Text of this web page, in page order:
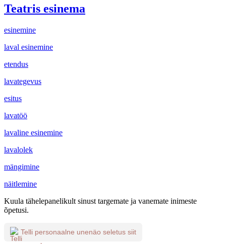
Teatris esinema
esinemine
laval esinemine
etendus
lavategevus
esitus
lavatöö
lavaline esinemine
lavalolek
mängimine
näitlemine
Kuula tähelepanelikult sinust targemate ja vanemate inimeste
õpetusi.
Telli personaalne unenäo seletus siit